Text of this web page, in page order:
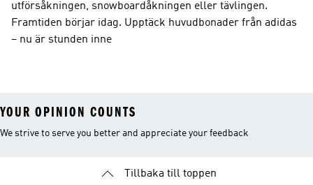
utförsåkningen, snowboardåkningen eller tävlingen.
Framtiden börjar idag. Upptäck huvudbonader från adidas
– nu är stunden inne
YOUR OPINION COUNTS
We strive to serve you better and appreciate your feedback
Tillbaka till toppen